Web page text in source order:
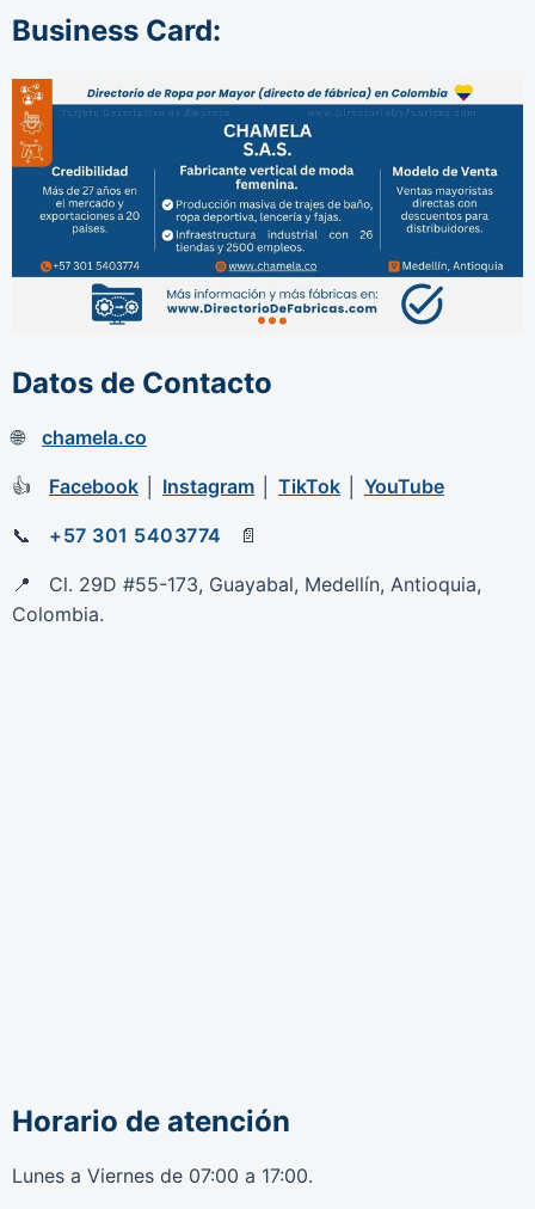
Business Card:
Datos de Contacto
chamela.co
Facebook Instagram TikTok YouTube
+57 301 5403774
Cl. 29D #55-173, Guayabal, Medellín, Antioquia,
Colombia.
Horario de atención
Lunes a Viernes de 07:00 a 17:00.